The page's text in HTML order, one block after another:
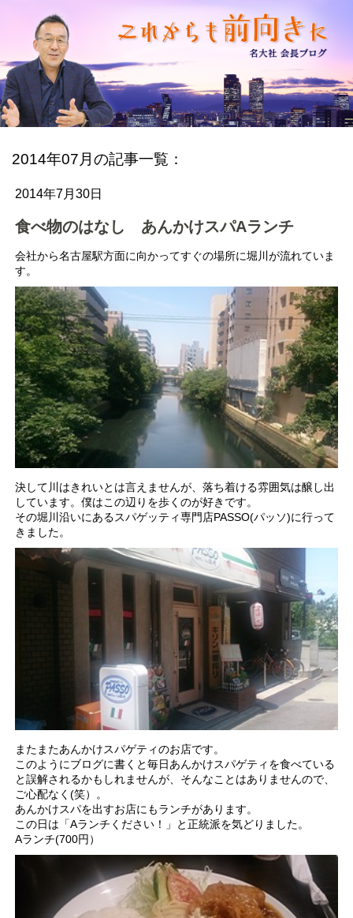
2014年07月の記事一覧：
2014年7月30日
食べ物のはなし あんかけスパAランチ
会社から名古屋駅方面に向かってすぐの場所に堀川が流れていま
す。
決して川はきれいとは言えませんが、落ち着ける雰囲気は醸し出
しています。僕はこの辺りを歩くのが好きです。
その堀川沿いにあるスパゲッティ専門店PASSO(パッソ)に行って
きました。
またまたあんかけスパゲティのお店です。
このようにブログに書くと毎日あんかけスパゲティを食べている
と誤解されるかもしれませんが、そんなことはありませんので、
ご心配なく(笑）。
あんかけスパを出すお店にもランチがあります。
この日は「Aランチください！」と正統派を気どりました。
Aランチ(700円）